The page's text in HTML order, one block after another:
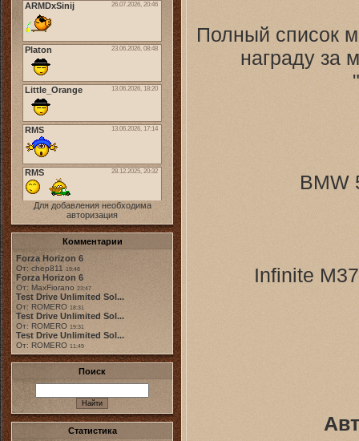
Для добавления необходима
авторизация
Комментарии
Forza Horizon 6
От: chep811 19:48
Forza Horizon 6
От: MaxFiorano 23:47
Test Drive Unlimited Sol...
От: ROMERO 18:31
Test Drive Unlimited Sol...
От: ROMERO 19:31
Test Drive Unlimited Sol...
От: ROMERO 11:49
Поиск
Статистика
Полный список
награду за
BMW
Infinite